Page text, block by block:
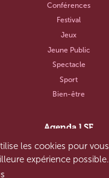
les cookies pour vous
expérience possible.
Conférences
Festival
Jeux
Jeune Public
Spectacle
Sport
Bien-être
Agenda LSF
Notre concept
Aide et contact